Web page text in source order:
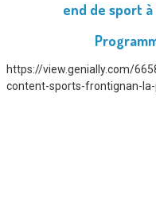
end de sport
https://view.genially.com/
content-sports-frontignan-